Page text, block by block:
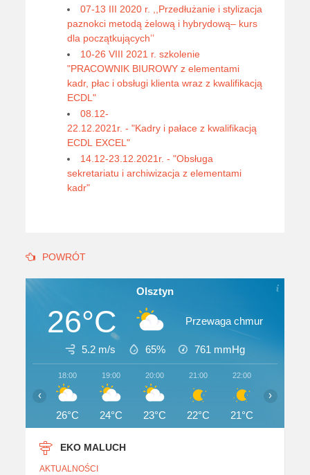
07-13 III 2020 r. ,,Przedłużanie i stylizacja
paznokci metodą żelową i hybrydową– kurs
dla początkujących’’
10-26 VIII 2021 r. szkolenie
"PRACOWNIK BIUROWY z elementami
kadr, płac i obsługi klienta wraz z kwalifikacją
ECDL"
08.12-
22.12.2021r. - "Kadry i pałace z kwalifikacją
ECDL EXCEL"
14.12-23.12.2021r. - "Obsługa
sekretariatu i archiwizacja z elementami
kadr"
POWRÓT
Olsztyn
26°C Przewaga chmur
5.2 m/s 65% 761 mmHg
18:00
26°C
19:00
24°C
20:00
23°C
21:00
22°C
22:00
21°C
‹ ›
EKO MALUCH
AKTUALNOŚCI